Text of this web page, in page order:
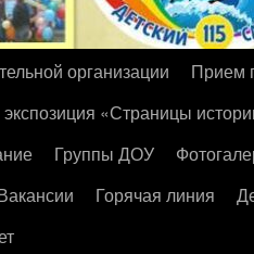
организации
Прием
«Страницы
Группы ДОУ
Горячая линия